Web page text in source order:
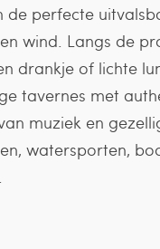
perfecte
wind. Langs de
drankje of lichte
tavernes met
muziek en
watersporten,